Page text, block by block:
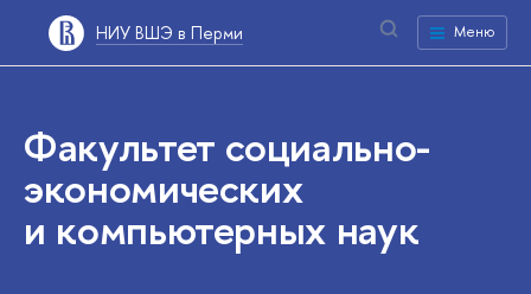
НИУ ВШЭ в Перми Меню
Факультет социально-
экономических
и компьютерных наук